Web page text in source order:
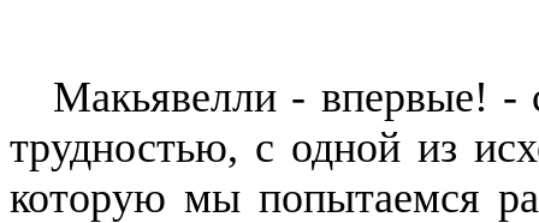
Макьявелли - впервые! -
трудностью, с одной из
которую мы попытаемся